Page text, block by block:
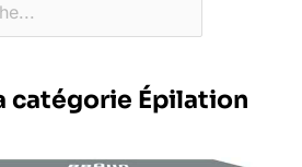
catégorie Épilation